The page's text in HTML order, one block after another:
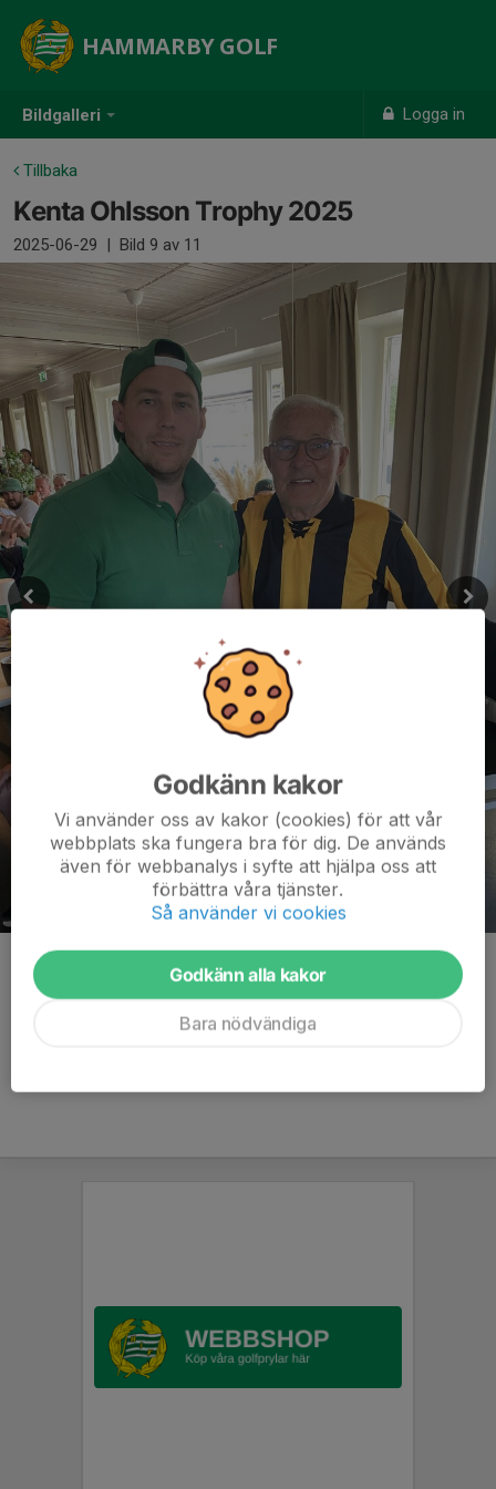
Bildgalleri Logga in
HAMMARBY GOLF
Tillbaka
Kenta Ohlsson Trophy 2025
2025-06-29 | Bild 9 av 11
Jesper Lindgren - Vinnare i singeltävlingen - 40 poäng!
Kommentarer
Godkänn kakor
Vi använder oss av kakor (cookies) för att vår
webbplats ska fungera bra för dig. De används
även för webbanalys i syfte att hjälpa oss att
förbättra våra tjänster.
Så använder vi cookies
Godkänn alla kakor
Bara nödvändiga